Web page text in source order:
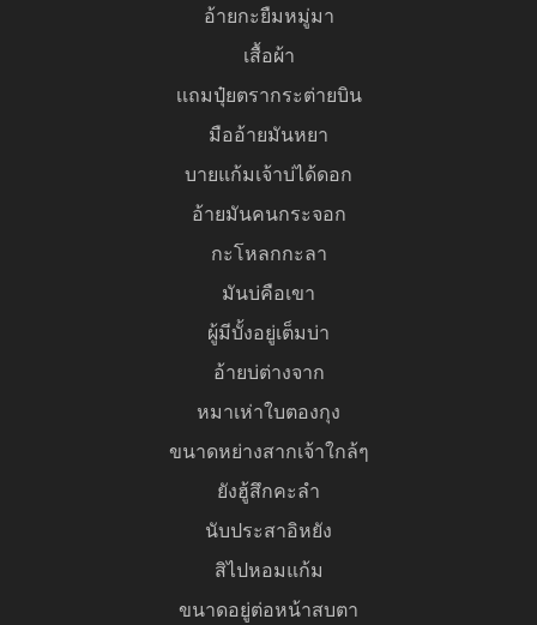
อ้ายกะยืมหมู่มา
เสื้อผ้า
เเถมปุ๋ยตรากระต่ายบิน
มืออ้ายมันหยา
บายแก้มเจ้าบ่ได้ดอก
อ้ายมันคนกระจอก
กะโหลกกะลา
มันบ่คือเขา
ผู้มีบั้งอยู่เต็มบ่า
อ้ายบ่ต่างจาก
หมาเห่าใบตองกุง
ขนาดหย่างสากเจ้าใกล้ๆ
ยังฮู้สึกคะลำ
นับประสาอิหยัง
สิไปหอมแก้ม
ขนาดอยู่ต่อหน้าสบตา